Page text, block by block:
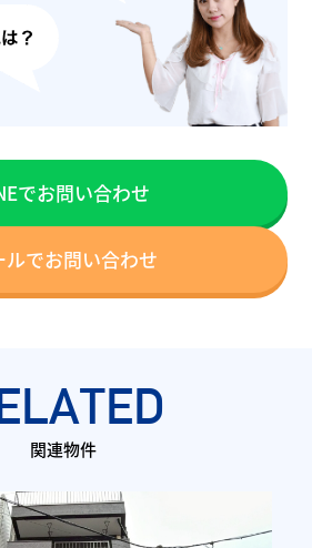
でお問い合わせ
ルでお問い合わせ
関連物件